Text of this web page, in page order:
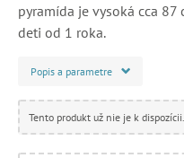
pyramída je vysoká cca
deti od 1 roka.
Popis a parametre
Tento produkt už nie je k